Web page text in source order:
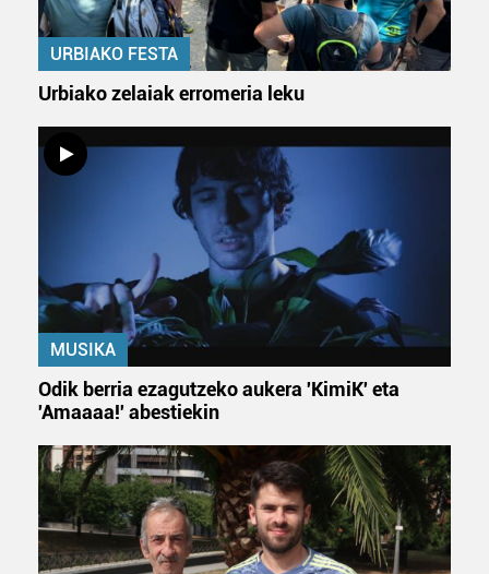
dezakezun ikusteko.
Lortu zure datu pertsonalak prozesatzeko moduari
buruzko informazio gehiago eta ezarri zure lehentasunak
datuen atalean. Edozein unetan alda edo ken dezakezu
zure baimena Cookieen adierazpenean.
Webgune honek cookie propioak eta hirugarrenen cookie-
fitxategiak erabiltzen ditu. Zure esperientzia eta
zerbitzuak hobetzeko asmoz, cookie teknologiaz
baliatzen gara. Ohar hau onartuz gero, teknologia hori
erabiltzeko baimen esplizitua ematen diguzu.Gehiago
irakurri
URBIAKO FESTA
Urbiako zelaiak erromeria leku
MUSIKA
Odik berria ezagutzeko aukera 'KimiK' eta
'Amaaaa!' abestiekin